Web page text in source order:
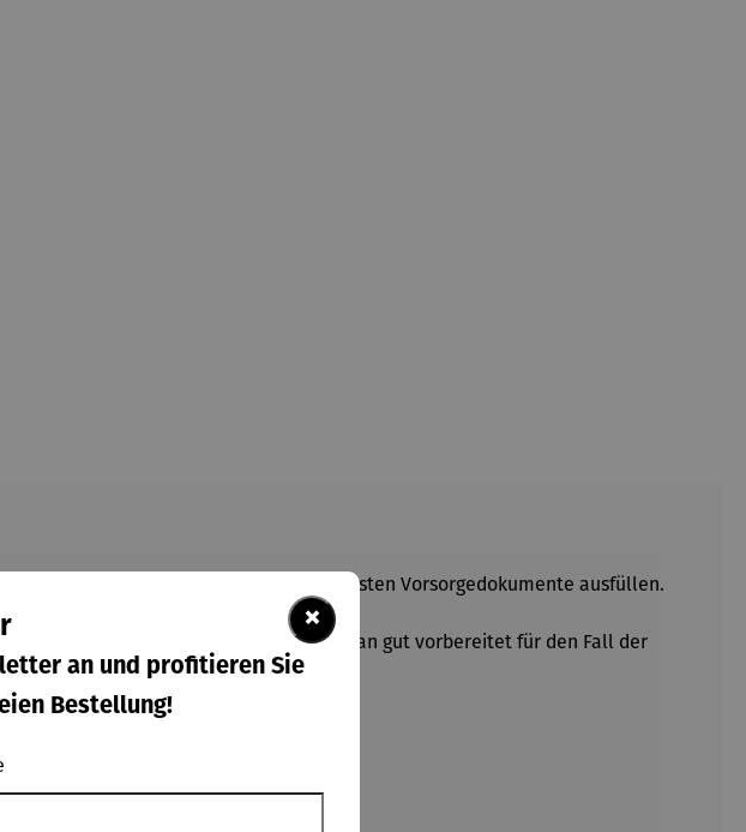
kannst im Ratgeber bereits die wichtigsten Vorsorgedokumente ausfüllen.
in einem Heft. So ist man gut vorbereitet für den Fall der
×
an und profitieren Sie
Bestellung!